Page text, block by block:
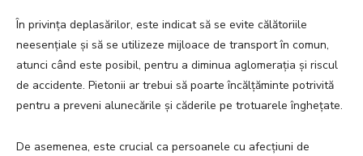
În privința deplasărilor, este indicat să se evite călătoriile
neesențiale și să se utilizeze mijloace de transport în comun,
atunci când este posibil, pentru a diminua aglomerația și riscul
de accidente. Pietonii ar trebui să poarte încălțăminte potrivită
pentru a preveni alunecările și căderile pe trotuarele înghețate.
De asemenea, este crucial ca persoanele cu afecțiuni de